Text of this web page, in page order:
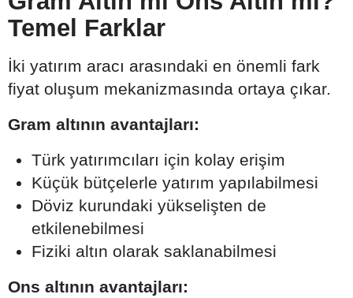
Temel Farklar
İki yatırım aracı arasındaki en önemli fark
fiyat oluşum mekanizmasında ortaya çıkar.
Gram altının avantajları:
Türk yatırımcıları için kolay erişim
Küçük bütçelerle yatırım yapılabilmesi
Döviz kurundaki yükselişten de
etkilenebilmesi
Fiziki altın olarak saklanabilmesi
Ons altının avantajları: